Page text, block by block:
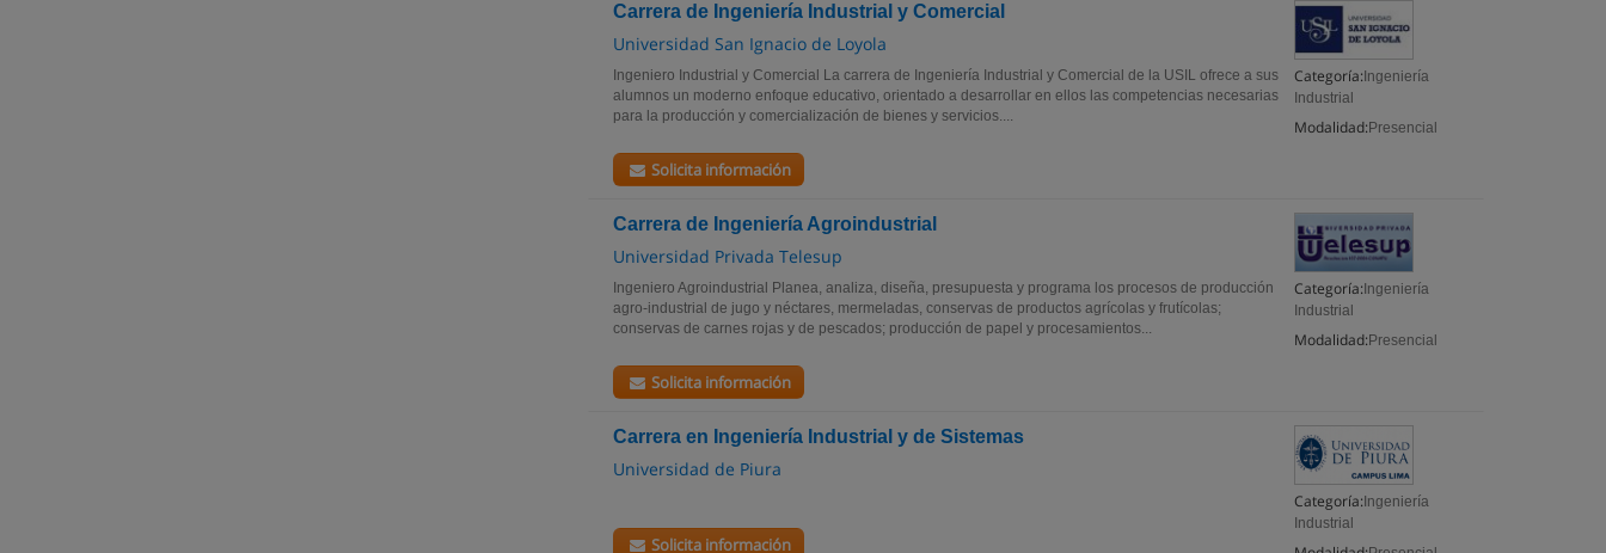
Carrera de Ingeniería Industrial y Comercial
Universidad San Ignacio de Loyola
Categoría: Ingeniería
Industrial
Modalidad: Presencial
Ingeniero Industrial y Comercial La carrera de Ingeniería Industrial y Comercial de la USIL ofrece a sus
alumnos un moderno enfoque educativo, orientado a desarrollar en ellos las competencias necesarias
para la producción y comercialización de bienes y servicios....
Solicita información
Carrera de Ingeniería Agroindustrial
Universidad Privada Telesup
Categoría: Ingeniería
Industrial
Modalidad: Presencial
Ingeniero Agroindustrial Planea, analiza, diseña, presupuesta y programa los procesos de producción
agro-industrial de jugo y néctares, mermeladas, conservas de productos agrícolas y frutícolas;
conservas de carnes rojas y de pescados; producción de papel y procesamientos...
Solicita información
Carrera en Ingeniería Industrial y de Sistemas
Universidad de Piura
Categoría: Ingeniería
Industrial
Solicita información